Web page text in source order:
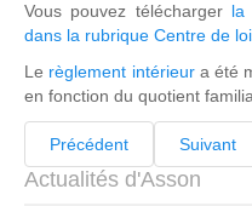
Vous pouvez télécharger la
dans la rubrique Centre de
Le règlement intérieura été
en fonction du quotient
Précédent Suivant
Actualités d'Asson